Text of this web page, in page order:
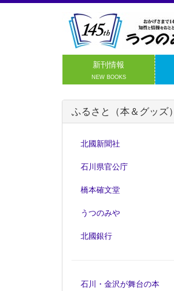
新刊情報
NEW BOOKS
ふるさと（本＆グッズ）
北國新聞社
石川県官公庁
橋本確文堂
うつのみや
北國銀行
石川・金沢が舞台の本